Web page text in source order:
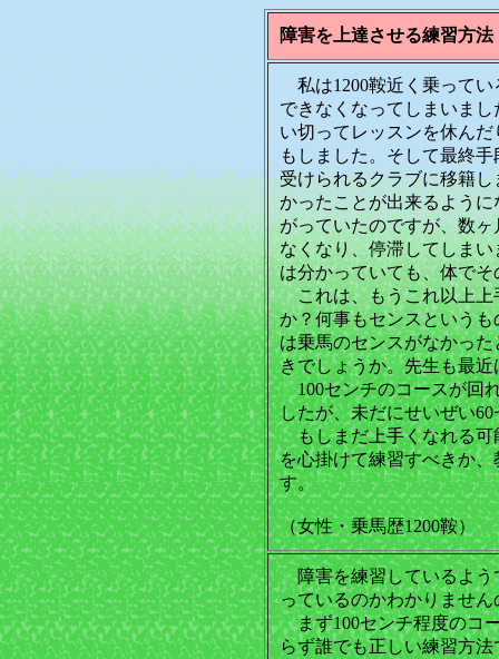
障害を上達させる練習方法
私は1200鞍近く乗ってい
できなくなってしまいま
い切ってレッスンを休ん
もしました。そして最終
受けられるクラブに移籍
かったことが出来るよう
がっていたのですが、数
なくなり、停滞してしま
は分かっていても、体で
これは、もうこれ以上上
か？何事もセンスという
は乗馬のセンスがなかっ
きでしょうか。先生も最
100センチのコースが回
したが、未だにせいぜい
もしまだ上手くなれる可
を心掛けて練習すべきか
す。
（女性・乗馬歴1200鞍）
障害を練習しているよう
っているのかわかりませ
まず100センチ程度のコ
らず誰でも正しい練習方